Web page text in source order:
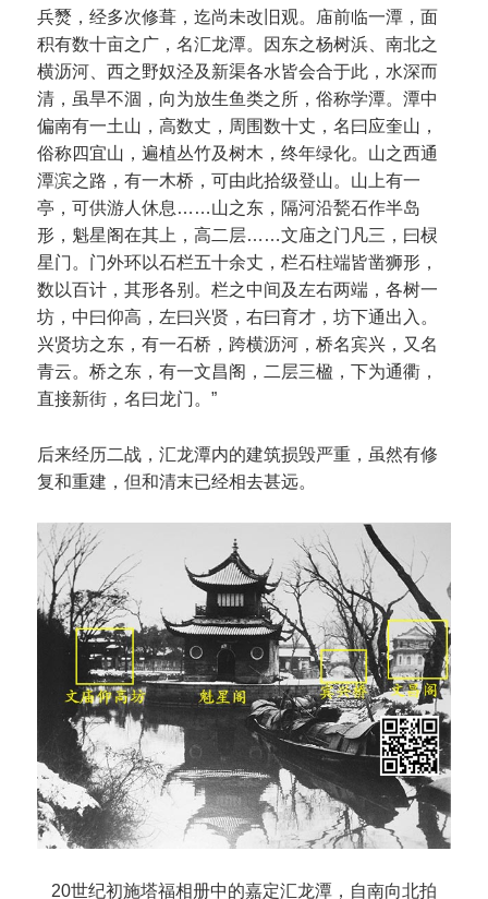
兵燹，经多次修葺，迄尚未改旧观。庙前临一潭，面
积有数十亩之广，名汇龙潭。因东之杨树浜、南北之
横沥河、西之野奴泾及新渠各水皆会合于此，水深而
清，虽旱不涸，向为放生鱼类之所，俗称学潭。潭中
偏南有一土山，高数丈，周围数十丈，名曰应奎山，
俗称四宜山，遍植丛竹及树木，终年绿化。山之西通
潭滨之路，有一木桥，可由此拾级登山。山上有一
亭，可供游人休息……山之东，隔河沿甃石作半岛
形，魁星阁在其上，高二层……文庙之门凡三，曰棂
星门。门外环以石栏五十余丈，栏石柱端皆凿狮形，
数以百计，其形各别。栏之中间及左右两端，各树一
坊，中曰仰高，左曰兴贤，右曰育才，坊下通出入。
兴贤坊之东，有一石桥，跨横沥河，桥名宾兴，又名
青云。桥之东，有一文昌阁，二层三楹，下为通衢，
直接新街，名曰龙门。”
后来经历二战，汇龙潭内的建筑损毁严重，虽然有修
复和重建，但和清末已经相去甚远。
20世纪初施塔福相册中的嘉定汇龙潭，自南向北拍